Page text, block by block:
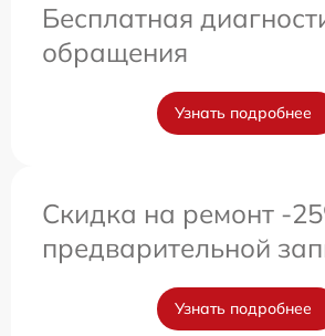
Бесплатная
обращения
Узнать подробнее
Скидка на ремонт -
предварительной
Узнать подробнее